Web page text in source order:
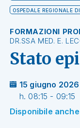
OSPEDALE REGIONALE
FORMAZIONI
DR.SSA MED. E.
Stato
15 giugno 2026
h. 08:15 - 09:15
Disponibile